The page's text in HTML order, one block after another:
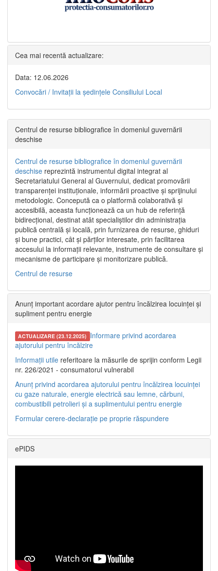
Cea mai recentă actualizare:
Data: 12.06.2026
Convocări / Invitaţii la şedinţele Consiliului Local
Centrul de resurse bibliografice în domeniul guvernării
deschise
Centrul de resurse bibliografice în domeniul guvernării
deschise reprezintă instrumentul digital integrat al
Secretariatului General al Guvernului, dedicat promovării
transparenței instituționale, informării proactive și sprijinului
metodologic. Concepută ca o platformă colaborativă și
accesibilă, aceasta funcționează ca un hub de referință
bidirecțional, destinat atât specialiștilor din administrația
publică centrală și locală, prin furnizarea de resurse, ghiduri
și bune practici, cât și părților interesate, prin facilitarea
accesului la informații relevante, instrumente de consultare și
mecanisme de participare și monitorizare publică.
Centrul de resurse
Anunț important acordare ajutor pentru încălzirea locuinței și
supliment pentru energie
ACTUALIZARE (23.12.2025) Informare privind acordarea
ajutorului pentru încălzire
Informații utile referitoare la măsurile de sprijin conform Legii
nr. 226/2021 - consumatorul vulnerabil
Anunț privind acordarea ajutorului pentru încălzirea locuinței
cu gaze naturale, energie electrică sau lemne, cărbuni,
combustibili petrolieri și a suplimentului pentru energie
Formular cerere-declarație pe proprie răspundere
ePIDS